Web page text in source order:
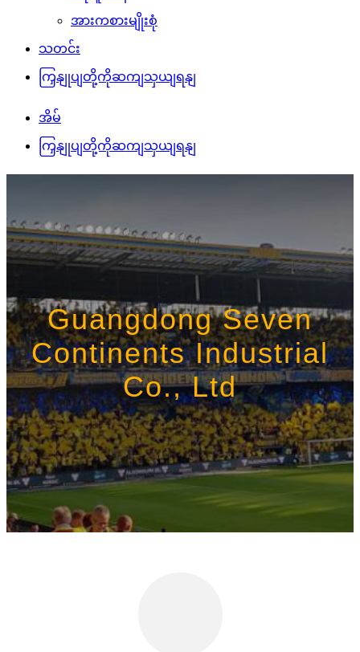
အားကစားမျိုးစုံ
သတင်း
ကြှနျုပျတို့ကိုဆကျသှယျရနျ
အိမ်
ကြှနျုပျတို့ကိုဆကျသှယျရနျ
Guangdong Seven
Continents Industrial
Co., Ltd